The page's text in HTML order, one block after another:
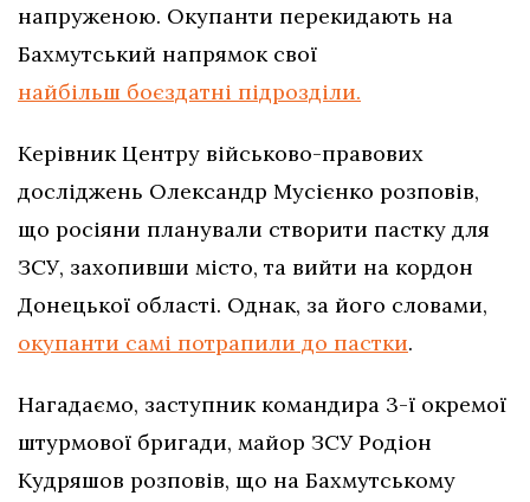
напруженою. Окупанти перекидають на
Бахмутський напрямок свої
найбільш боєздатні підрозділи.
Керівник Центру військово-правових
досліджень Олександр Мусієнко розповів,
що росіяни планували створити пастку для
ЗСУ, захопивши місто, та вийти на кордон
Донецької області. Однак, за його словами,
окупанти самі потрапили до пастки.
Нагадаємо, заступник командира 3-ї окремої
штурмової бригади, майор ЗСУ Родіон
Кудряшов розповів, що на Бахмутському